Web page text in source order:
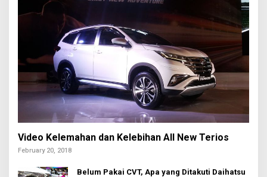
Video Kelemahan dan Kelebihan All New Terios
February 20, 2018
Belum Pakai CVT, Apa yang Ditakuti Daihatsu